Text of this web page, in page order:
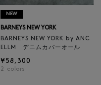
NEW
BARNEYS NEW YORK
BARNEYS NEW YORK by ANC
ELLM デニムカバーオール
¥58,300
2 colors